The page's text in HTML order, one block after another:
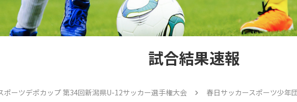
指導者向け情報
指導者
メディカル情報
サッカーを始め
委員会
スポンサーについて
試合結果速報
ポーツデポカップ 第34回新潟県U-12サッカー選手権大会 春日サッカースポーツ少年